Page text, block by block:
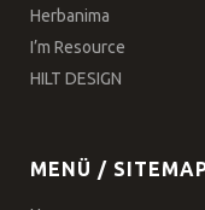
Herbanima
I’m Resource
HILT DESIGN
MENÜ /